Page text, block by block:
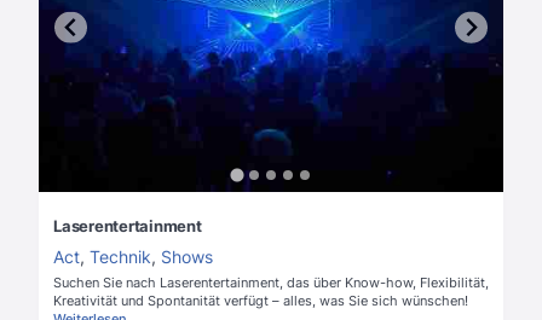
Laserentertainment
Act, Technik, Shows
Suchen Sie nach Laserentertainment, das über Know-how, Flexibilität,
Kreativität und Spontanität verfügt – alles, was Sie sich wünschen!